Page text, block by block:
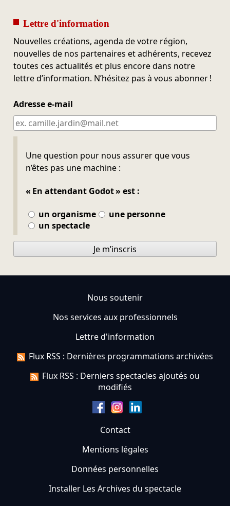
Lettre d'information
Nouvelles créations, agenda de votre région,
nouvelles de nos partenaires et adhérents, recevez
toutes ces actualités et plus encore dans notre
lettre d’information. N’hésitez pas à vous abonner !
Adresse e-mail
Une question pour nous assurer que vous
n’êtes pas une machine :
« En attendant Godot » est :
un organisme
une personne
un spectacle
Ne pas remplir
Je m’inscris
Nous soutenir
Nos services aux professionnels
Lettre d'information
Flux RSS : Dernières programmations archivées
Flux RSS : Derniers spectacles ajoutés ou
modifiés
Contact
Mentions légales
Données personnelles
Installer Les Archives du spectacle